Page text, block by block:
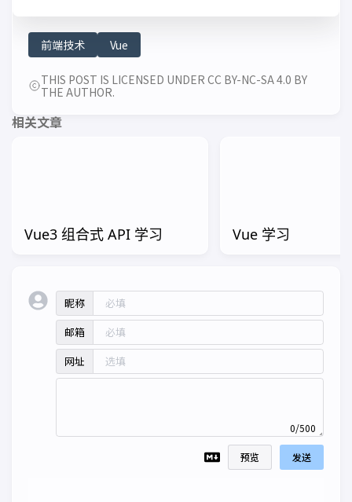
前端技术 Vue
THIS POST IS LICENSED UNDER CC BY-NC-SA 4.0 BY
THE AUTHOR.
相关文章
Vue3 组合式 API 学习 Vue 学习
昵称
邮箱
网址
0/500
预览 发送